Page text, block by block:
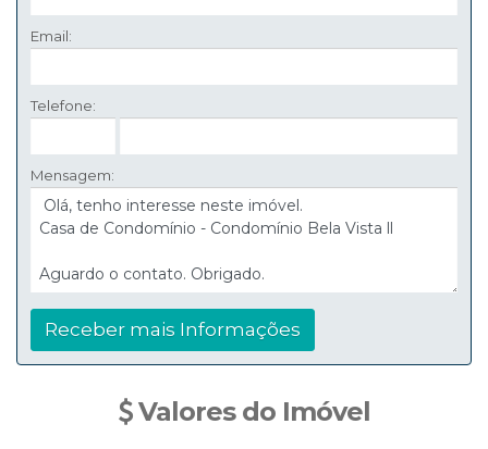
Email:
Telefone:
Mensagem:
Valores do Imóvel